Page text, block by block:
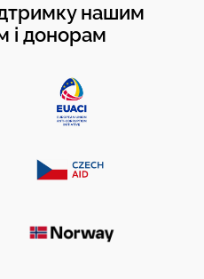
нашим
і донорам